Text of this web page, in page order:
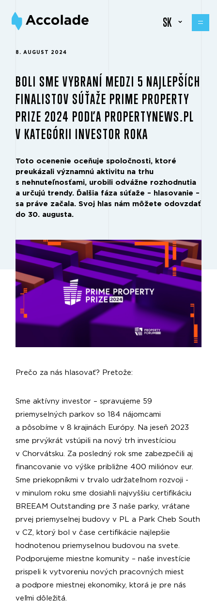
SK
8. AUGUST 2024
BOLI SME VYBRANÍ MEDZI 5 NAJLEPŠÍCH
FINALISTOV SÚŤAŽE PRIME PROPERTY
PRIZE 2024 PODĽA PROPERTYNEWS.PL
V KATEGÓRII INVESTOR ROKA
Toto ocenenie oceňuje spoločnosti, ktoré
preukázali významnú aktivitu na trhu
s nehnuteľnosťami, urobili odvážne rozhodnutia
a určujú trendy. Ďalšia fáza súťaže – hlasovanie –
sa práve začala. Svoj hlas nám môžete odovzdať
do 30. augusta.
Prečo za nás hlasovať? Pretože:
Sme aktívny investor – spravujeme 59
priemyselných parkov so 184 nájomcami
a pôsobíme v 8 krajinách Európy. Na jeseň 2023
sme prvýkrát vstúpili na nový trh investíciou
v Chorvátsku. Za posledný rok sme zabezpečili aj
financovanie vo výške približne 400 miliónov eur.
Sme priekopníkmi v trvalo udržateľnom rozvoji -
v minulom roku sme dosiahli najvyššiu certifikáciu
BREEAM Outstanding pre 3 naše parky, vrátane
prvej priemyselnej budovy v PL a Park Cheb South
v CZ, ktorý bol v čase certifikácie najlepšie
hodnotenou priemyselnou budovou na svete.
Podporujeme miestne komunity – naše investície
prispeli k vytvoreniu nových pracovných miest
a podpore miestnej ekonomiky, ktorá je pre nás
veľmi dôležitá.